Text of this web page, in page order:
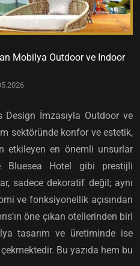
Mobilya Outdoor ve Indoor
Design İmzasıyla Outdoor ve
sektöründe konfor ve estetik,
etkileyen en önemli unsurlar
Bluesea Hotel gibi prestijli
sadece dekoratif değil; aynı
ve fonksiyonellik açısından
öne çıkan otellerinden biri
tasarım ve üretiminde ise
Bu yazıda hem bu